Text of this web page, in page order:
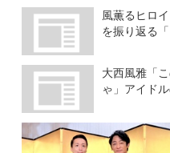
風薫るヒロ
を振り返る
大西風雅「
ゃ」アイド